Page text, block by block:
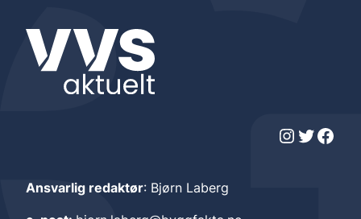
Instagram Twitter Facebook
Ansvarlig redaktør: Bjørn Laberg